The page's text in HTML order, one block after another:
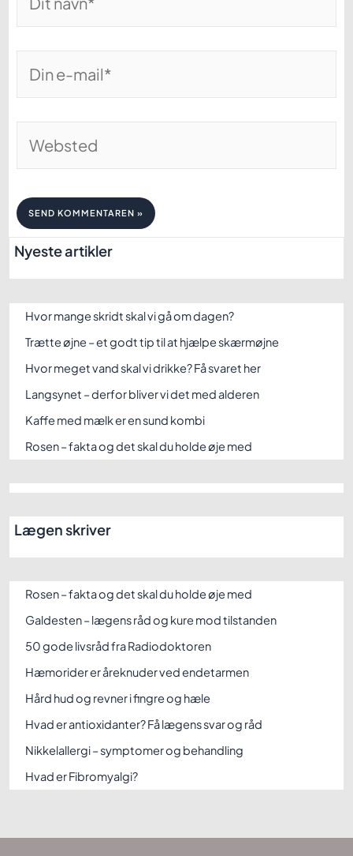
navn*
e-
mail*
Nyeste artikler
Hvor mange skridt skal vi gå om dagen?
Trætte øjne – et godt tip til at hjælpe skærmøjne
Hvor meget vand skal vi drikke? Få svaret her
Langsynet – derfor bliver vi det med alderen
Kaffe med mælk er en sund kombi
Rosen – fakta og det skal du holde øje med
Lægen skriver
Rosen – fakta og det skal du holde øje med
Galdesten – lægens råd og kure mod tilstanden
50 gode livsråd fra Radiodoktoren
Hæmorider er åreknuder ved endetarmen
Hård hud og revner i fingre og hæle
Hvad er antioxidanter? Få lægens svar og råd
Nikkelallergi – symptomer og behandling
Hvad er Fibromyalgi?